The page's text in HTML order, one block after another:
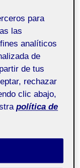
para
las
analíticos
de
de tus
rechazar
clic abajo,
política de